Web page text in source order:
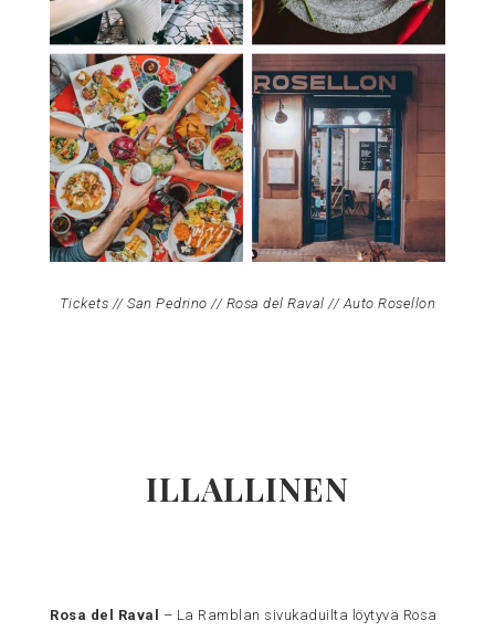
Tickets // San Pedrino // Rosa del Raval // Auto Rosellon
ILLALLINEN
Rosa del Raval – La Ramblan sivukaduilta löytyvä Rosa